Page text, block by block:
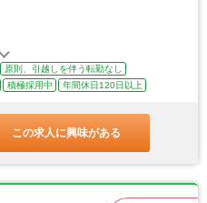
原則、引越しを伴う転勤なし
積極採用中 年間休日120日以上
この求人に興味がある